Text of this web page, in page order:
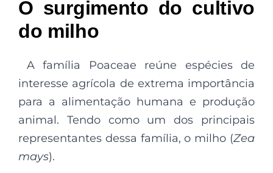
O surgimento do cultivo
do milho
A família Poaceae reúne espécies de
interesse agrícola de extrema importância
para a alimentação humana e produção
animal. Tendo como um dos principais
representantes dessa família, o milho (Zea
mays).